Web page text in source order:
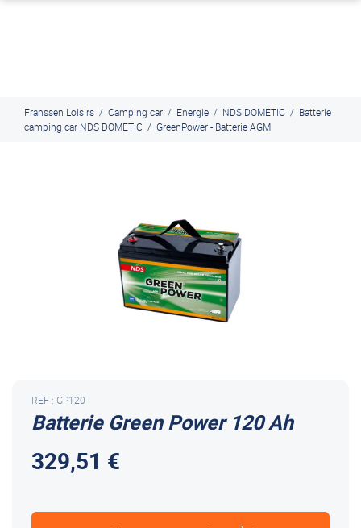
Franssen Loisirs / Camping car / Energie / NDS DOMETIC / Batterie
camping car NDS DOMETIC / GreenPower - Batterie AGM
Batterie Green Power 120 Ah
REF : GP120
329,51 €